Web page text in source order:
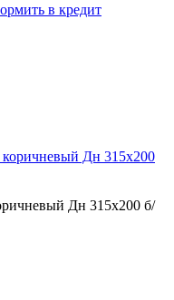
в кредит
Дн 315х200 б/